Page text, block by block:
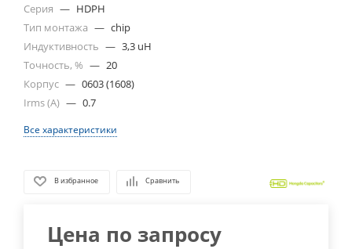
Серия — HDPH
Тип монтажа — chip
Индуктивность — 3,3 uH
Точность, % — 20
Корпус — 0603 (1608)
Irms (A) — 0.7
Все характеристики
В избранное Сравнить
Цена по запросу